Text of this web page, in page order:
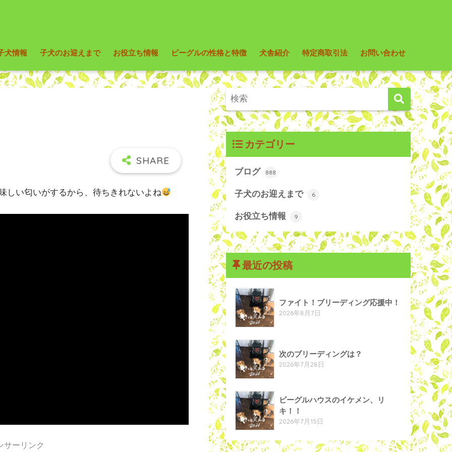
犬情報 子犬のお迎えまで お役立ち情報 ビーグルの性格と特徴 犬舎紹介 特定商取引法 お問い合わせ
しい匂いがするから、待ちきれないよね
サーリンク
カテゴリー
ブログ 888
子犬のお迎えまで 6
お役立ち情報 9
最近の投稿
ファイト！ブリーディング応援中！
2026年8月7日
次のブリーディングは？
2026年7月28日
ビーグルハウスのイケメン、リ
キ！！
2026年7月15日